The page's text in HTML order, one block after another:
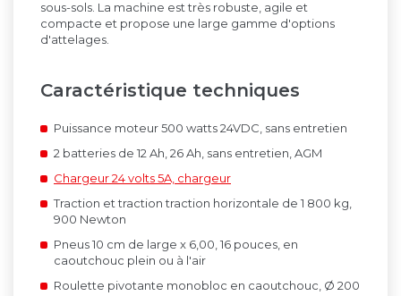
sous-sols. La machine est très robuste, agile et
compacte et propose une large gamme d'options
d'attelages.
Caractéristique techniques
Puissance moteur 500 watts 24VDC, sans entretien
2 batteries de 12 Ah, 26 Ah, sans entretien, AGM
Chargeur 24 volts 5A, chargeur
Traction et traction traction horizontale de 1 800 kg,
900 Newton
Pneus 10 cm de large x 6,00, 16 pouces, en
caoutchouc plein ou à l'air
Roulette pivotante monobloc en caoutchouc, Ø 200